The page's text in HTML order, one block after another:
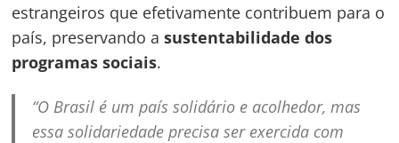
estrangeiros que efetivamente contribuem para o
país, preservando asustentabilidade dos
programas sociais.
“O Brasil é um país solidário e acolhedor, mas
essa solidariedade precisa ser exercida com